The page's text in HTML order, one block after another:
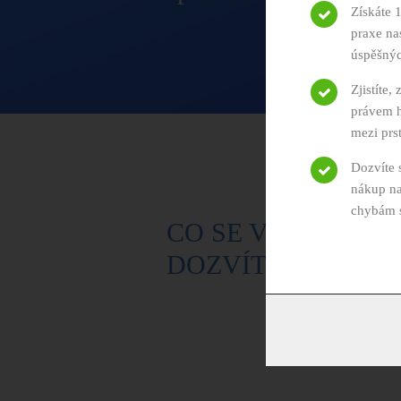
CO SE VE
DOZVÍTE
Získáte
praxe
Zjistíte,
právem
mezi
Dozvíte
nákup
chybám